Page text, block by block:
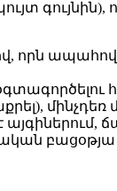
գույնին),
բացօթյա